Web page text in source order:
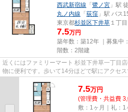
西武新宿線 「 鷺ノ宮 」駅
丸ノ内線 「 荻窪 」駅 バス
東京都杉並区下井草 １丁目
7.5万円
築年数：築12年 ｜募集中：
階数：2階建
近くにはファミリーマート 杉並下井草一丁目
物に便利です。歩いて14分ほどで駅にアクセ
7.5万円
(管理費・共益費
敷：1ヶ月｜礼：1